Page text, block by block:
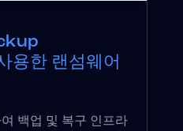
용한 랜섬웨어
백업 및 복구 인프라